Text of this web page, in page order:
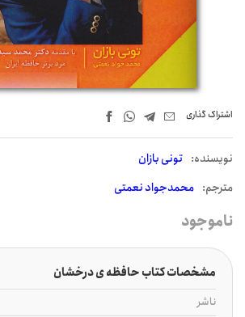
اشتراک‌ گذاری
نويسنده: تونی بازان
مترجم: محمدجواد نعمتی
ناموجود
مشخصات کتاب حافظه ی درخشان
ناشر